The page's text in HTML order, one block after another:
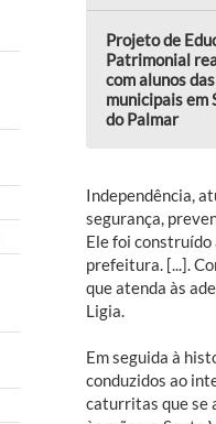
Projeto de
Patrimonial
com alunos
municipais em
do Palmar
Independência,
segurança,
Ele foi construído
prefeitura. [...].
que atenda às
Ligia.
Em seguida à
conduzidos ao
caturritas que se